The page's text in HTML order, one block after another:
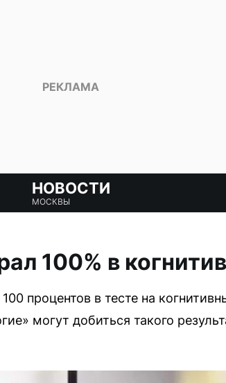
НОВОСТИ
МОСКВЫ
100% в
процентов в тесте на
могут добиться такого